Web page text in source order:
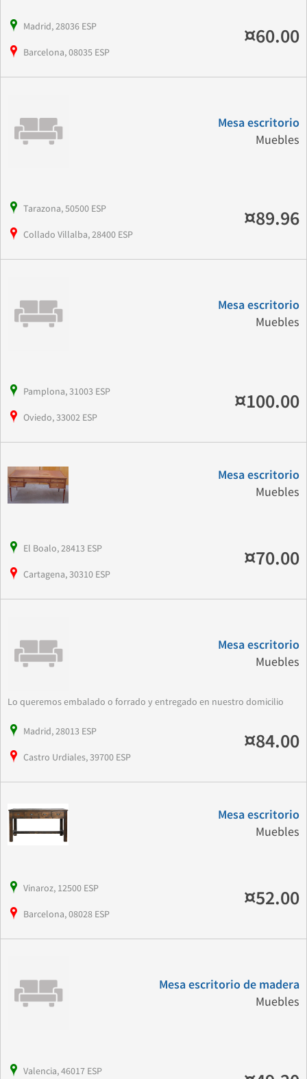
Madrid, 28036 ESP
Barcelona, 08035 ESP
¤60.00
Mesa escritorio
Muebles
Tarazona, 50500 ESP
Collado Villalba, 28400 ESP
¤89.96
Mesa escritorio
Muebles
Pamplona, 31003 ESP
Oviedo, 33002 ESP
¤100.00
Mesa escritorio
Muebles
El Boalo, 28413 ESP
Cartagena, 30310 ESP
¤70.00
Mesa escritorio
Muebles
Lo queremos embalado o forrado y entregado en nuestro domicilio
Madrid, 28013 ESP
Castro Urdiales, 39700 ESP
¤84.00
Mesa escritorio
Muebles
Vinaroz, 12500 ESP
Barcelona, 08028 ESP
¤52.00
Mesa escritorio de madera
Muebles
Valencia, 46017 ESP